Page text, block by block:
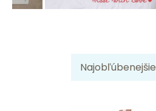
Najobľúbenejšie